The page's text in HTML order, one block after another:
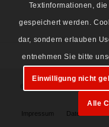
© Copyright 1997-2026 Mike
Impressum Datenschutz
Textinformationen,
gespeichert werden.
dar, sondern erlauben
entnehmen Sie bitte
Einwilligung nicht
Alle